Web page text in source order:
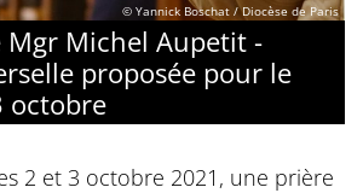
© Yannick Boschat / Diocèse de Paris
Mgr Michel Aupetit -
proposée pour le
octobre
2 et 3 octobre 2021, une prière